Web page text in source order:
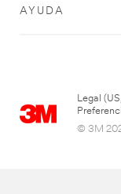
AYUDA
Legal
© 3M